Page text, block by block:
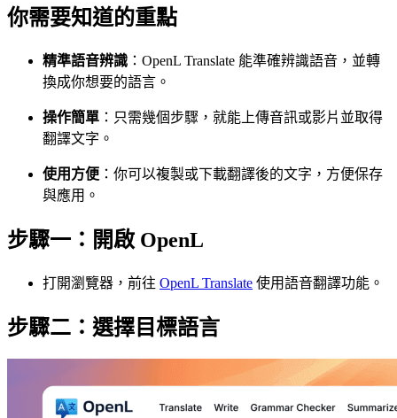
你需要知道的重點
精準語音辨識 ：OpenL Translate 能準確辨識語音，並轉
換成你想要的語言。
操作簡單 ：只需幾個步驟，就能上傳音訊或影片並取得
翻譯文字。
使用方便 ：你可以複製或下載翻譯後的文字，方便保存
與應用。
步驟一：開啟 OpenL
打開瀏覽器，前往 OpenL Translate 使用語音翻譯功能。
步驟二：選擇目標語言